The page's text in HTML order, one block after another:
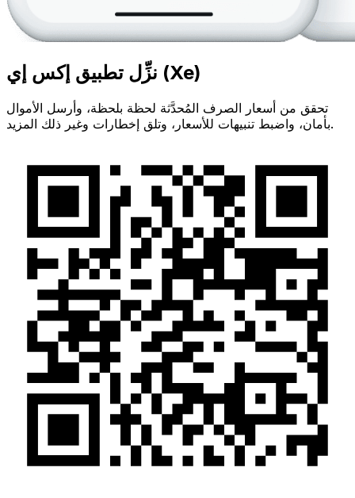
نزِّل تطبيق إكس إي (Xe)
تحقق من أسعار الصرف المُحدَّثة لحظة بلحظة، وأرسل الأموال
بأمان، واضبط تنبيهات للأسعار، وتلق إخطارات وغير ذلك المزيد.